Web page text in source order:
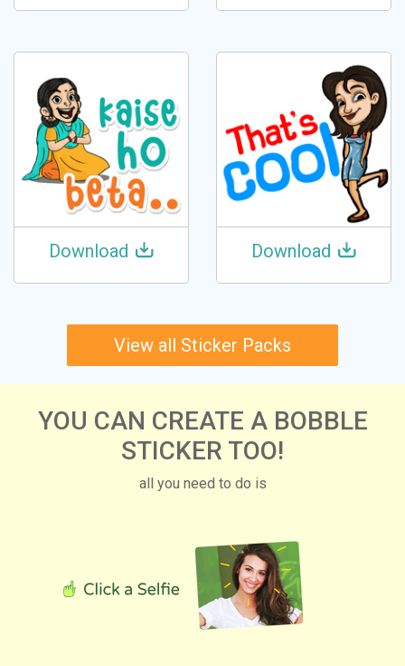
Download Download
View all Sticker Packs
YOU CAN CREATE A BOBBLE
STICKER TOO!
all you need to do is